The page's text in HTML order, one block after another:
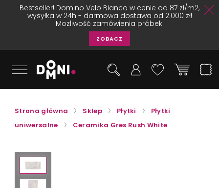
Bestseller! Domino Velo Bianco w cenie od 87 zł/m2,
wysyłka w 24h - darmowa dostawa od 2.000 zł!
Mozliwość zamówienia próbek!
ZOBACZ
Strona główna Sklep Płytki
Płytki
uniwersalne
Ceramika Gres Rush White